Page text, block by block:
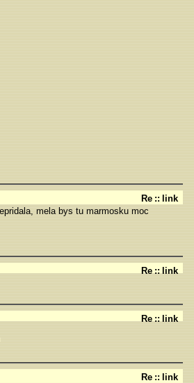
Re :: link
mela bys tu marmosku moc
Re :: link
Re :: link
Re :: link